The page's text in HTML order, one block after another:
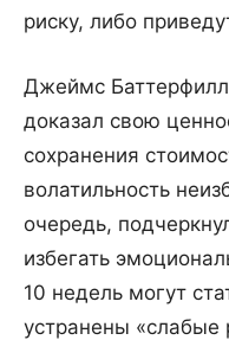
риску, либо
Джеймс Баттерфилл
доказал свою
сохранения
волатильность
очередь,
избегать
10 недель могут
устранены «слабые